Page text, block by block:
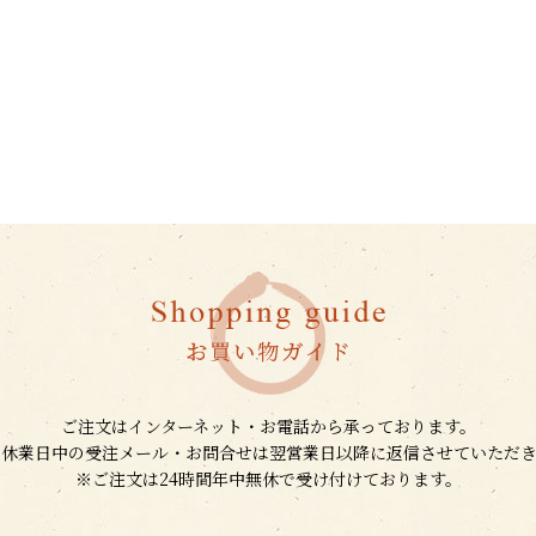
ご注文はインターネット・お電話から承っております。
業日中の受注メール・お問合せは翌営業日以降に返信させていただ
※ご注文は24時間年中無休で受け付けております。